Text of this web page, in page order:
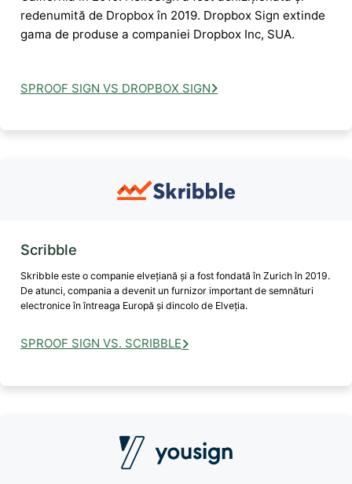
redenumită de Dropbox în 2019. Dropbox Sign extinde
gama de produse a companiei Dropbox Inc, SUA.
SPROOF SIGN VS DROPBOX SIGN
Scribble
Skribble este o companie elvețiană și a fost fondată în Zurich în 2019.
De atunci, compania a devenit un furnizor important de semnături
electronice în întreaga Europă și dincolo de Elveția.
SPROOF SIGN VS. SCRIBBLE